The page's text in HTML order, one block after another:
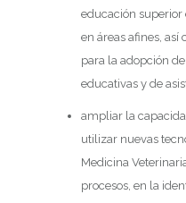
educación superior
en áreas afines,
para la adopción
educativas y de
ampliar la
utilizar nuevas
Medicina
procesos, en la